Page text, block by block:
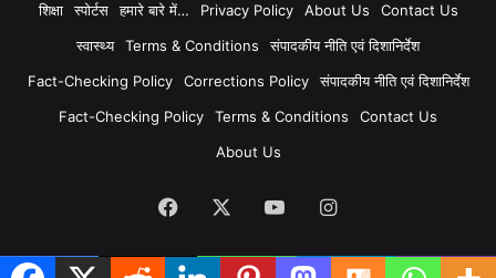
शिक्षा
स्पोर्टस हमारे बारे में… Privacy Policy About Us
Contact Us
स्वास्थ्य
Terms & Conditions
संपादकीय नीति एवं दिशानिर्देश
Fact-Checking Policy
Corrections Policy
संपादकीय नीति एवं दिशानिर्देश
Fact-Checking Policy
Terms & Conditions
Contact Us
About Us
Facebook YouTubeInstagram